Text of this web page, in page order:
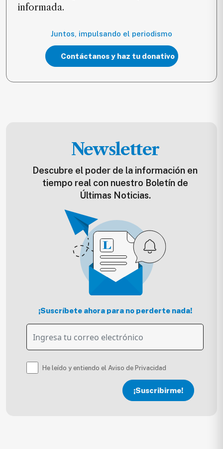
informada.
Juntos, impulsando el periodismo
Contáctanos y haz tu donativo
Newsletter
Descubre el poder de la información en
tiempo real con nuestro Boletín de
Últimas Noticias.
¡Suscríbete ahora para no perderte nada!
He leído y entiendo el Aviso de Privacidad
¡Suscribirme!